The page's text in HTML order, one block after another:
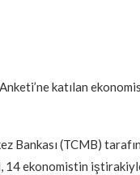
katılan
Bankası (TCMB)
14 ekonomistin